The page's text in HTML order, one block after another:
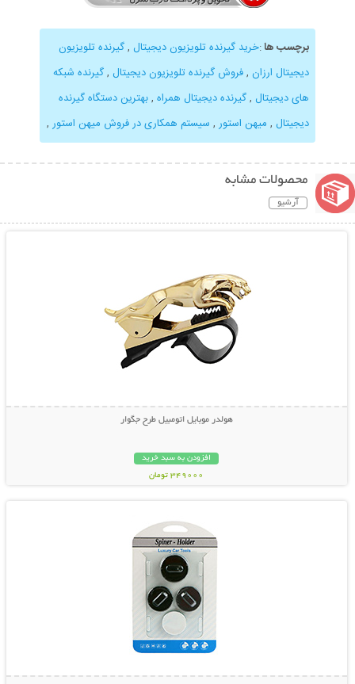
برچسب ها:خرید گیرنده تلویزیون دیجیتال ,گیرنده تلویزیون
دیجیتال ارزان ,فروش گیرنده تلویزیون دیجیتال ,گیرنده شبکه
های دیجیتال ,گیرنده دیجیتال همراه ,بهترین دستگاه گیرنده
دیجیتال , میهن استور , سیستم همکاری در فروش میهن استور ,
محصولات مشابه
آرشیو
هولدر موبایل اتومبیل طرح جگوار
افزودن به سبد خرید
349000 تومان